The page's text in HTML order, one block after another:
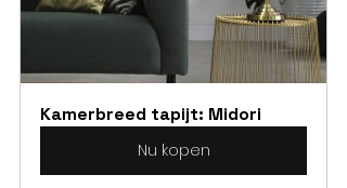
Kamerbreed tapijt: Midori
Nu kopen